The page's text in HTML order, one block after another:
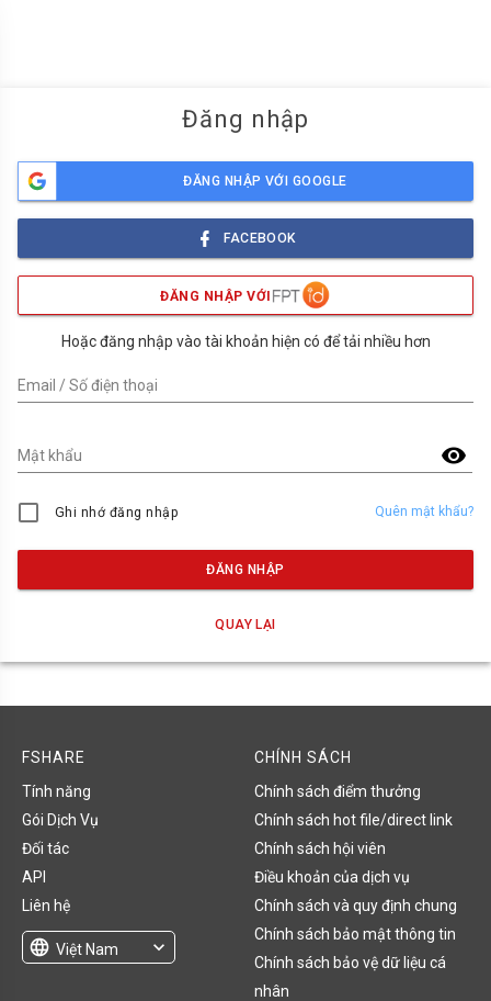
Đăng nhập
ĐĂNG NHẬP VỚI GOOGLE
FACEBOOK
ĐĂNG NHẬP VỚI
Hoặc đăng nhập vào tài khoản hiện có để tải nhiều hơn
Email / Số điện thoại
visibility
Mật khẩu
Ghi nhớ đăng nhập Quên mật khẩu?
ĐĂNG NHẬP
QUAY LẠI
FSHARE
Tính năng
Gói Dịch Vụ
Đối tác
API
Liên hệ
language Việt Nam
expand_more
CHÍNH SÁCH
Chính sách điểm thưởng
Chính sách hot file/direct link
Chính sách hội viên
Điều khoản của dịch vụ
Chính sách và quy định chung
Chính sách bảo mật thông tin
Chính sách bảo vệ dữ liệu cá
nhân